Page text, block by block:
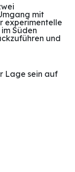
mit
experimentelle
Süden
und
Lage sein auf